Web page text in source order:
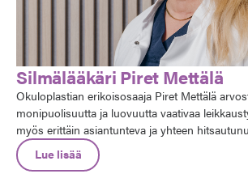
Silmälääkäri Piret Mettälä
Okuloplastian erikoisosaaja Piret Mettälä
monipuolisuutta ja luovuutta vaativaa
myös erittäin asiantunteva ja yhteen
kommunikaatio toimii moitteettomasti.
Lue lisää